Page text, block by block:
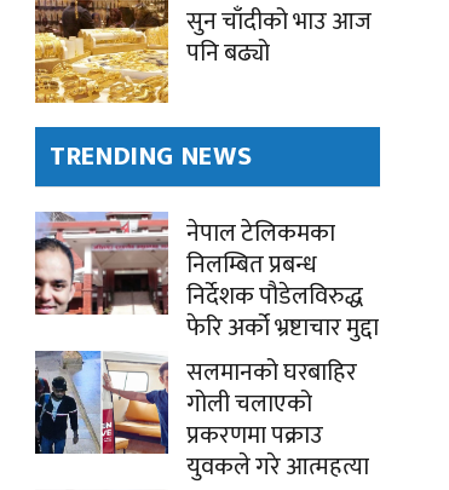
सुन चाँदीको भाउ आज
पनि बढ्यो
TRENDING NEWS
नेपाल टेलिकमका
निलम्बित प्रबन्ध
निर्देशक पौडेलविरुद्ध
फेरि अर्को भ्रष्टाचार मुद्दा
सलमानको घरबाहिर
गोली चलाएको
प्रकरणमा पक्राउ
युवकले गरे आत्महत्या